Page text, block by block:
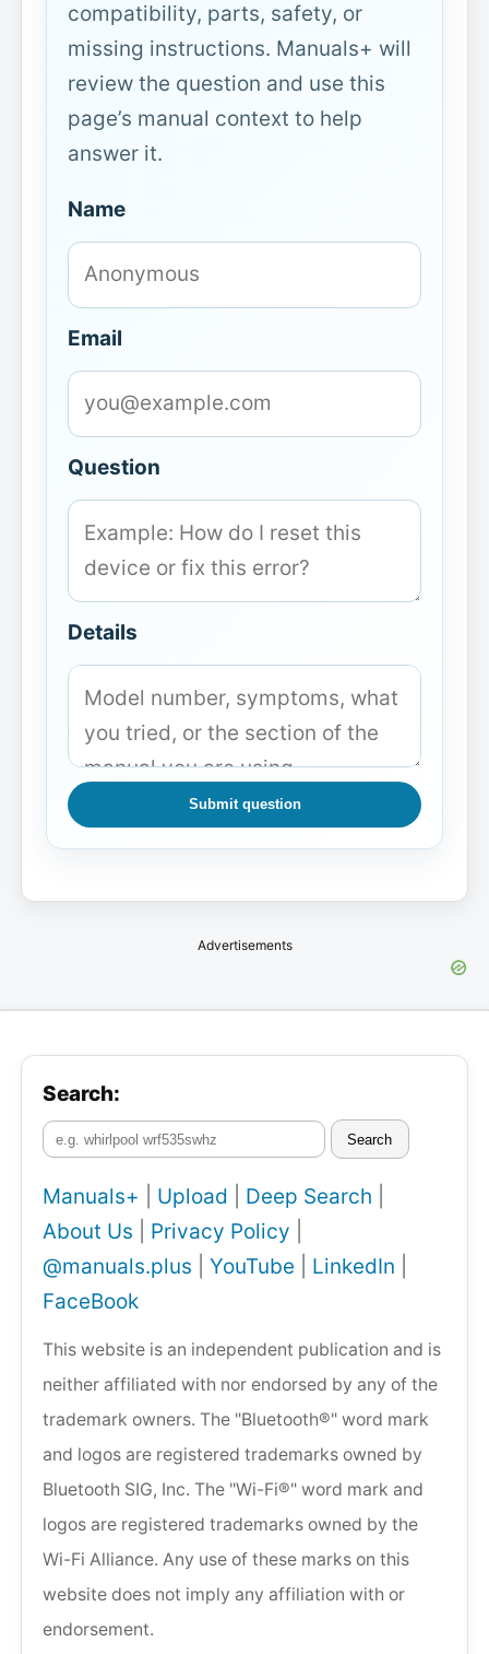
compatibility, parts, safety, or
missing instructions. Manuals+ will
review the question and use this
page’s manual context to help
answer it.
Name
Email
Question
Details
Submit question
Advertisements
Search:
Search
Manuals+ Upload Deep Search
About Us
Privacy Policy
@manuals.plus
YouTube LinkedIn
FaceBook
This website is an independent publication and is
neither affiliated with nor endorsed by any of the
trademark owners. The "Bluetooth®" word mark
and logos are registered trademarks owned by
Bluetooth SIG, Inc. The "Wi-Fi®" word mark and
logos are registered trademarks owned by the
Wi-Fi Alliance. Any use of these marks on this
website does not imply any affiliation with or
endorsement.